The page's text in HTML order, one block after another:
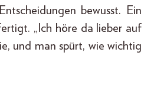
bewusst. Ein
„Ich höre da lieber auf
und man spürt, wie wichtig